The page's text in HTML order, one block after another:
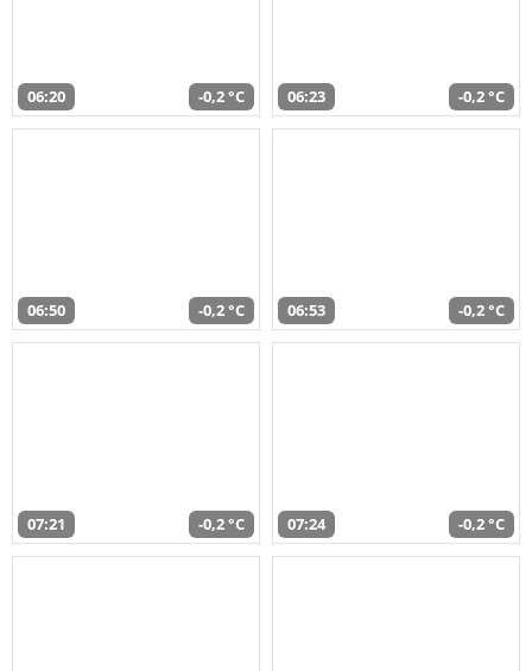
06:20 -0,2 °C 06:23 -0,2 °C
06:50 -0,2 °C 06:53 -0,2 °C
07:21 -0,2 °C 07:24 -0,2 °C